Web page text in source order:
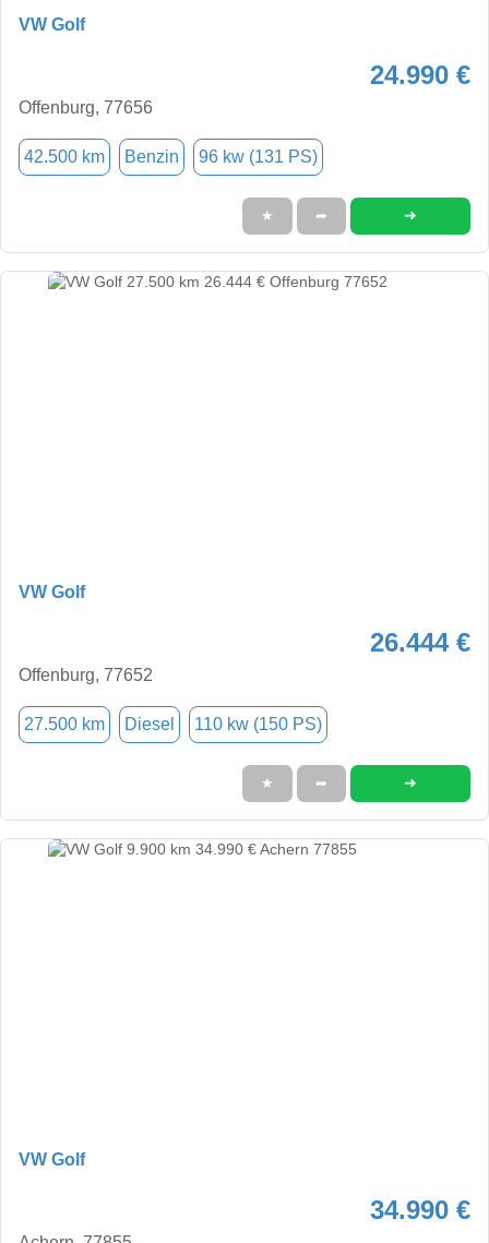
VW Golf
24.990 €
Offenburg, 77656
42.500 km Benzin 96 kw (131 PS)
★ ➦ ➜
VW Golf
26.444 €
Offenburg, 77652
27.500 km Diesel 110 kw (150 PS)
★ ➦ ➜
VW Golf
34.990 €